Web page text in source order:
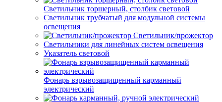
Светильник торшерный, столбик световой
Светильник трубчатый для модульной системы
освещения
Светильник/прожектор
Светильники для линейных систем освещения
Указатель световой
Фонарь взрывозащищенный карманный
электрический